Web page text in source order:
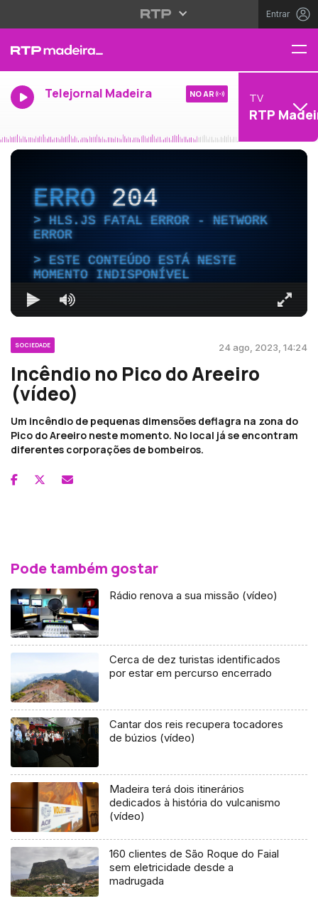
Entrar
Telejornal Madeira NO AR TV
RTP
ERRO204
HLS.JS FATAL ERROR - NETWORK
ERROR
ESTE CONTEÚDO ESTÁ NESTE
MOMENTO INDISPONÍVEL
SOCIEDADE 24 ago, 2023, 14:24
Incêndio no Pico do Areeiro
(vídeo)
Um incêndio de pequenas dimensões deflagra na zona do
Pico do Areeiro neste momento. No local já se encontram
diferentes corporações de bombeiros.
Pode também gostar
Rádio renova a sua missão (vídeo)
Cerca de dez turistas identificados
por estar em percurso encerrado
Cantar dos reis recupera tocadores
de búzios (vídeo)
Madeira terá dois itinerários
dedicados à história do vulcanismo
(vídeo)
160 clientes de São Roque do Faial
sem eletricidade desde a
madrugada